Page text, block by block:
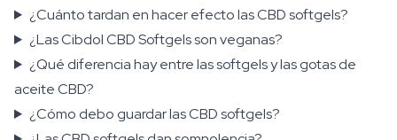
¿Cuánto tardan en hacer efecto las CBD softgels?
¿Las Cibdol CBD Softgels son veganas?
¿Qué diferencia hay entre las softgels y las gotas de
aceite CBD?
¿Cómo debo guardar las CBD softgels?